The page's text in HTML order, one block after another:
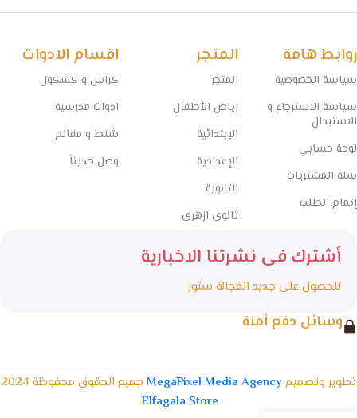
روابط هامة
سياسة الخصوصية
سياسة الاسترجاع و
الاستبدال
لوحة حسابي
سلة المشتريات
إتمام الطلب
المتجر
المتجر
رياض الأطفال
الإبتدائية
الإعدادية
الثانوية
ثانوى ازهرى
اقسام الادوات
كراس و كشكول
ادوات مدرسية
شنط و مقالم
وصل حديثاً
أشترك فى نشرتنا الاخبارية
للحصول على جديد الفجالة ستور
وسائل دفع أمنة
تطوير وتصميمMegaPixel Media Agency جميع الحقوق محفوظة 2024
Elfagala Store
.